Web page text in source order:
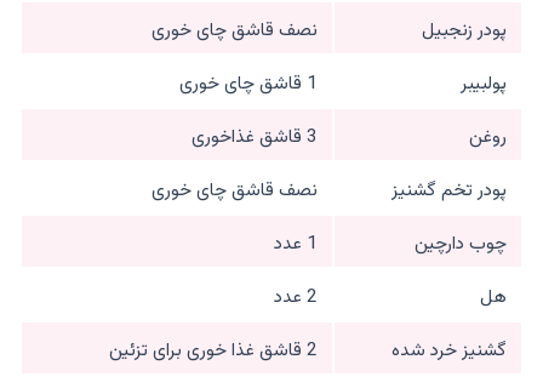
پودر زنجبیل
نصف قاشق چای خوری
پولبیبر
1 قاشق چای خوری
روغن
3 قاشق غذاخوری
پودر تخم گشنیز
نصف قاشق چای خوری
چوب دارچین
1 عدد
هل
2 عدد
گشنیز خرد شده
2 قاشق غذا خوری برای تزئین